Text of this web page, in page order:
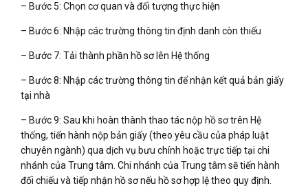
– Bước 5: Chọn cơ quan và đối tượng thực hiện
– Bước 6: Nhập các trường thông tin định danh còn thiếu
– Bước 7: Tải thành phần hồ sơ lên Hệ thống
– Bước 8: Nhập các trường thông tin để nhận kết quả bản giấy
tại nhà
– Bước 9: Sau khi hoàn thành thao tác nộp hồ sơ trên Hệ
thống, tiến hành nộp bản giấy (theo yêu cầu của pháp luật
chuyên ngành) qua dịch vụ bưu chính hoặc trực tiếp tại chi
nhánh của Trung tâm. Chi nhánh của Trung tâm sẽ tiến hành
đối chiếu và tiếp nhận hồ sơ nếu hồ sơ hợp lệ theo quy định.